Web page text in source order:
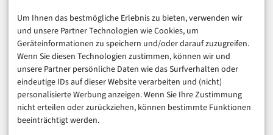
Um Ihnen das bestmögliche Erlebnis zu bieten, verwenden wir
und unsere Partner Technologien wie Cookies, um
Geräteinformationen zu speichern und/oder darauf zuzugreifen.
Wenn Sie diesen Technologien zustimmen, können wir und
unsere Partner persönliche Daten wie das Surfverhalten oder
eindeutige IDs auf dieser Website verarbeiten und (nicht)
personalisierte Werbung anzeigen. Wenn Sie Ihre Zustimmung
nicht erteilen oder zurückziehen, können bestimmte Funktionen
beeinträchtigt werden.
Consumer & Digital Life
Marketing
Finanzen & FinTech
Business & Karriere
Sicherheit & Recht
Digitalisierung
Marketing